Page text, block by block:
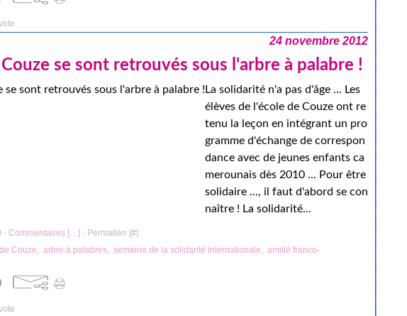
24 novembre 2012
se sont retrouvés sous l'arbre à palabre !
La solidarité n'a pas d'âge ... Les
élèves de l'école de Couze ont re
tenu la leçon en intégrant un pro
gramme d'échange de correspon
dance avec de jeunes enfants ca
merounais dès 2010 ... Pour être
solidaire ..., il faut d'abord se con
naître ! La solidarité...
- Commentaires […] - Permalien [#]
Couze, arbre à palabres, semaine de la solidarité internationale, amitié franco-